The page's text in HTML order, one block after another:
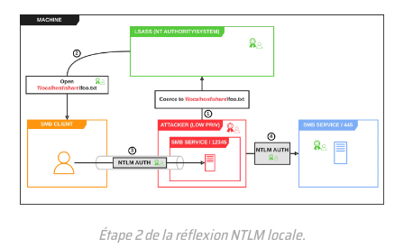
Étape 2 de la réflexion NTLM locale.